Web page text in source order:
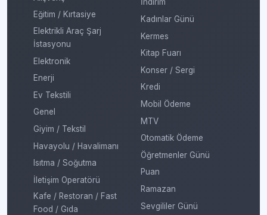
Eğitim / Kırtasiye
Elektrikli Araç Şarj
İstasyonu
Elektronik
Enerji
Ev Tekstili
Genel
Giyim / Tekstil
Havayolu / Havalimanı
Isıtma / Soğutma
İletişim Operatörü
Kafe / Restoran / Fast
Food / Gıda
İndirim
Kadınlar Günü
Kermes
Kitap Fuarı
Konser / Sergi
Kredi
Mobil Ödeme
MTV
Otomatik Ödeme
Öğretmenler Günü
Puan
Ramazan
Sevgililer Günü